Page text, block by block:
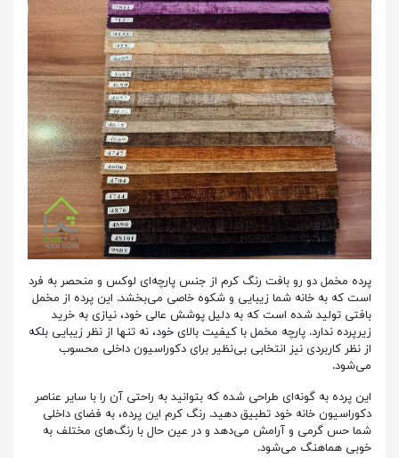
پرده مخمل دو رو بافت رنگ کرم از جنس پارچه‌ای لوکس و منحصر به فرد
است که به خانه شما زیبایی و شکوه خاصی می‌بخشد. این پرده از مخمل
بافتی تولید شده است که به دلیل پوشش عالی خود، نیازی به خرید
زیرپرده ندارد. پارچه مخمل با کیفیت بالای خود، نه تنها از نظر زیبایی بلکه
از نظر کاربردی نیز انتخابی بی‌نظیر برای دکوراسیون داخلی محسوب
می‌شود.
این پرده به گونه‌ای طراحی شده که بتوانید به راحتی آن را با سایر عناصر
دکوراسیون خانه خود تطبیق دهید. رنگ کرم این پرده، به فضای داخلی
شما حس گرمی و آرامش می‌دهد و در عین حال با رنگ‌های مختلف به
خوبی هماهنگ می‌شود.